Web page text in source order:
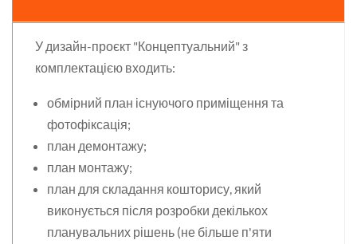
У дизайн-проєкт "Концептуальний" з
комплектацією входить:
обмірний план існуючого приміщення та
фотофіксація;
план демонтажу;
план монтажу;
план для складання кошторису, який
виконується після розробки декількох
планувальних рішень (не більше п'яти